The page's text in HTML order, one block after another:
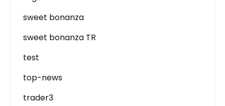
sweet bonanza
sweet bonanza TR
test
top-news
trader3